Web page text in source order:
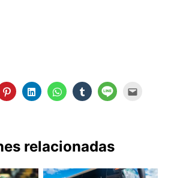
relacionadas